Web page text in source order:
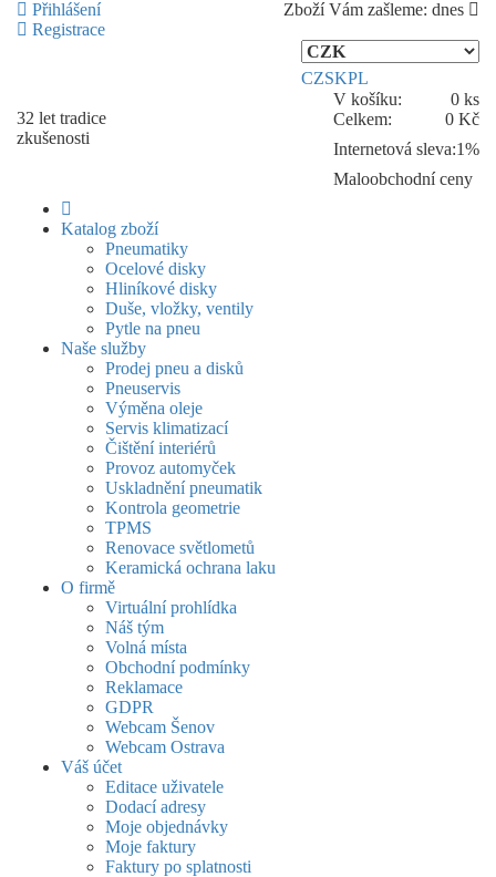
Přihlášení
Registrace
Zboží Vám zašleme: dnes
CZSKPL
32 let tradice
zkušenosti
V košíku:
0 ks
Celkem:
0 Kč
Internetová sleva:1%
Maloobchodní ceny
Katalog zboží
Pneumatiky
Ocelové disky
Hliníkové disky
Duše, vložky, ventily
Pytle na pneu
Naše služby
Prodej pneu a disků
Pneuservis
Výměna oleje
Servis klimatizací
Čištění interiérů
Provoz automyček
Uskladnění pneumatik
Kontrola geometrie
TPMS
Renovace světlometů
Keramická ochrana laku
O firmě
Virtuální prohlídka
Náš tým
Volná místa
Obchodní podmínky
Reklamace
GDPR
Webcam Šenov
Webcam Ostrava
Váš účet
Editace uživatele
Dodací adresy
Moje objednávky
Moje faktury
Faktury po splatnosti